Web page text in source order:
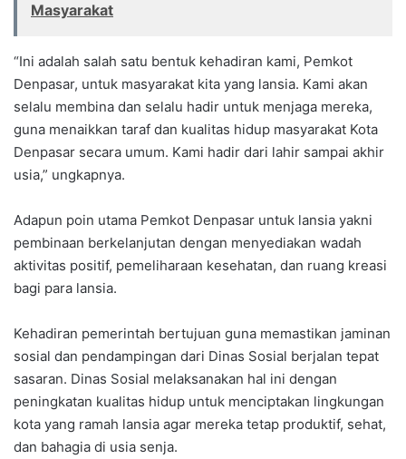
Masyarakat
“Ini adalah salah satu bentuk kehadiran kami, Pemkot
Denpasar, untuk masyarakat kita yang lansia. Kami akan
selalu membina dan selalu hadir untuk menjaga mereka,
guna menaikkan taraf dan kualitas hidup masyarakat Kota
Denpasar secara umum. Kami hadir dari lahir sampai akhir
usia,” ungkapnya.
Adapun poin utama Pemkot Denpasar untuk lansia yakni
pembinaan berkelanjutan dengan menyediakan wadah
aktivitas positif, pemeliharaan kesehatan, dan ruang kreasi
bagi para lansia.
Kehadiran pemerintah bertujuan guna memastikan jaminan
sosial dan pendampingan dari Dinas Sosial berjalan tepat
sasaran. Dinas Sosial melaksanakan hal ini dengan
peningkatan kualitas hidup untuk menciptakan lingkungan
kota yang ramah lansia agar mereka tetap produktif, sehat,
dan bahagia di usia senja.